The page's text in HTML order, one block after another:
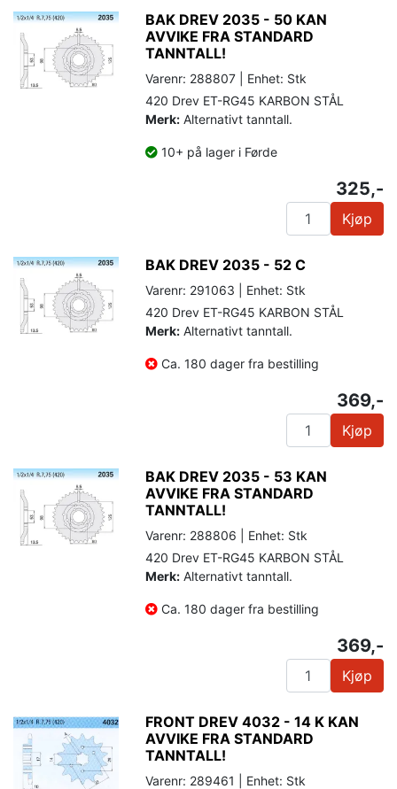
BAK DREV 2035 - 50 KAN
AVVIKE FRA STANDARD
TANNTALL!
Varenr: 288807 | Enhet: Stk
420 Drev ET-RG45 KARBON STÅL
Merk: Alternativt tanntall.
10+ på lager i Førde
325,-
Kjøp
BAK DREV 2035 - 52 C
Varenr: 291063 | Enhet: Stk
420 Drev ET-RG45 KARBON STÅL
Merk: Alternativt tanntall.
Ca. 180 dager fra bestilling
369,-
Kjøp
BAK DREV 2035 - 53 KAN
AVVIKE FRA STANDARD
TANNTALL!
Varenr: 288806 | Enhet: Stk
420 Drev ET-RG45 KARBON STÅL
Merk: Alternativt tanntall.
Ca. 180 dager fra bestilling
369,-
Kjøp
FRONT DREV 4032 - 14 K KAN
AVVIKE FRA STANDARD
TANNTALL!
Varenr: 289461 | Enhet: Stk